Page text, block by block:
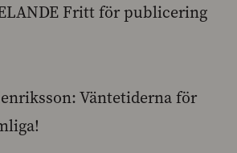
Fritt för publicering
Väntetiderna för